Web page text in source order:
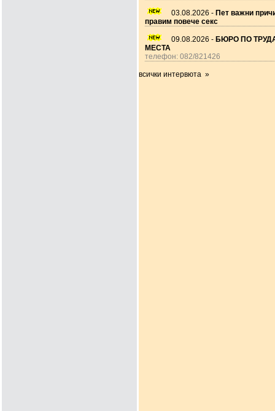
03.08.2026 - Пет важни
правим повече секс
09.08.2026 - БЮРО ПО
МЕСТА
телефон: 082/821426
всички интервюта »